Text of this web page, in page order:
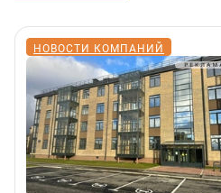
НОВОСТИ КОМПАНИЙ